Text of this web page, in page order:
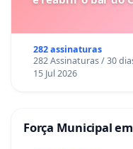
282 assinaturas
282 Assinaturas / 30
15 Jul 2026
Força Municipal